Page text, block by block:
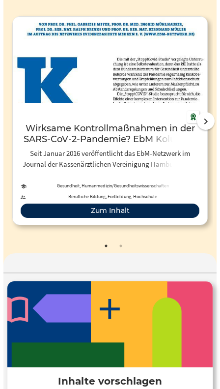
Wirksame Kontrollmaßnahmen in der
SARS-CoV-2-Pandemie? EbM Kolumne
Seit Januar 2016 veröffentlicht das EbM-Netzwerk im
Journal der Kassenärztlichen Vereinigung Hamburg unter
Diese werden teilweise auch in der Zeitschrift der
Ärztekammer Berlin publiziert. Thema: "Wirksame
Kontrollmaßnahmen in der SARS-CoV-2-Pandemie?"
Gesundheit, Humanmedizin/Gesundheitswissenschaften
Berufliche Bildung, Fortbildung, Hochschule
Zum Inhalt
Inhalte vorschlagen